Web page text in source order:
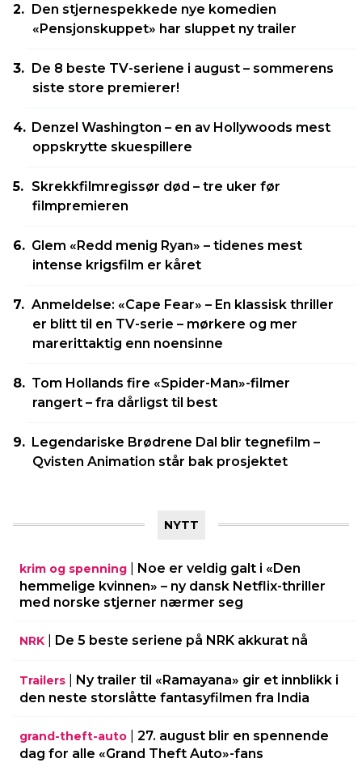
Den stjernespekkede nye komedien
«Pensjonskuppet» har sluppet ny trailer
De 8 beste TV-seriene i august – sommerens
siste store premierer!
Denzel Washington – en av Hollywoods mest
oppskrytte skuespillere
Skrekkfilmregissør død – tre uker før
filmpremieren
Glem «Redd menig Ryan» – tidenes mest
intense krigsfilm er kåret
Anmeldelse: «Cape Fear» – En klassisk thriller
er blitt til en TV-serie – mørkere og mer
marerittaktig enn noensinne
Tom Hollands fire «Spider-Man»-filmer
rangert – fra dårligst til best
Legendariske Brødrene Dal blir tegnefilm –
Qvisten Animation står bak prosjektet
NYTT
krim og spenning
Noe er veldig galt i «Den
hemmelige kvinnen» – ny dansk Netflix-thriller
med norske stjerner nærmer seg
NRK De 5 beste seriene på NRK akkurat nå
Trailers
Ny trailer til «Ramayana» gir et innblikk i
den neste storslåtte fantasyfilmen fra India
grand-theft-auto
27. august blir en spennende
dag for alle «Grand Theft Auto»-fans